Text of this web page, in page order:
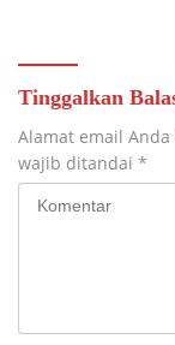
Tinggalkan
Alamat email
wajib ditandai *